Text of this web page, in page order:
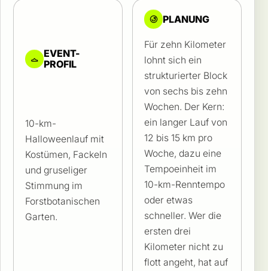
EVENT-
PROFIL
10-km-
Halloweenlauf mit
Kostümen, Fackeln
und gruseliger
Stimmung im
Forstbotanischen
Garten.
PLANUNG
Für zehn Kilometer
lohnt sich ein
strukturierter Block
von sechs bis zehn
Wochen. Der Kern:
ein langer Lauf von
12 bis 15 km pro
Woche, dazu eine
Tempoeinheit im
10-km-Renntempo
oder etwas
schneller. Wer die
ersten drei
Kilometer nicht zu
flott angeht, hat auf